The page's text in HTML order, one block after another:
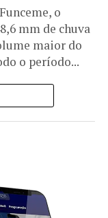
o
mm de chuva
maior do
o período...